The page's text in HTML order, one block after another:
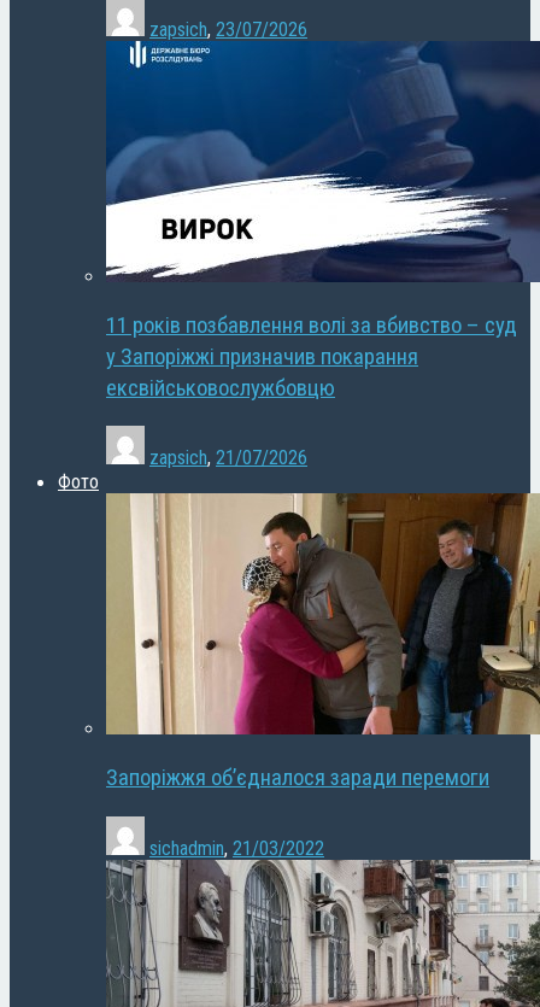
zapsich, 23/07/2026
11 років позбавлення волі за вбивство – суд
у Запоріжжі призначив покарання
ексвійськовослужбовцю
zapsich, 21/07/2026
Фото
Запоріжжя об’єдналося заради перемоги
sichadmin, 21/03/2022